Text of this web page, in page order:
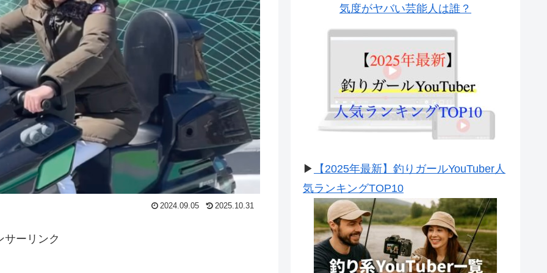
2024.09.05 2025.10.31
サーリンク
気度がヤバい芸能人は誰？
▶
【2025年最新】釣りガールYouTuber人
気ランキングTOP10